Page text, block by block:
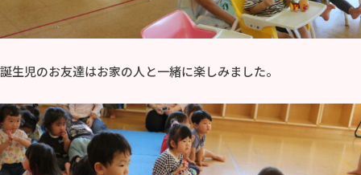
誕生児のお友達はお家の人と一緒に楽しみました。